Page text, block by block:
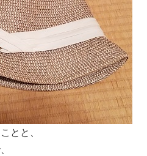
とと、